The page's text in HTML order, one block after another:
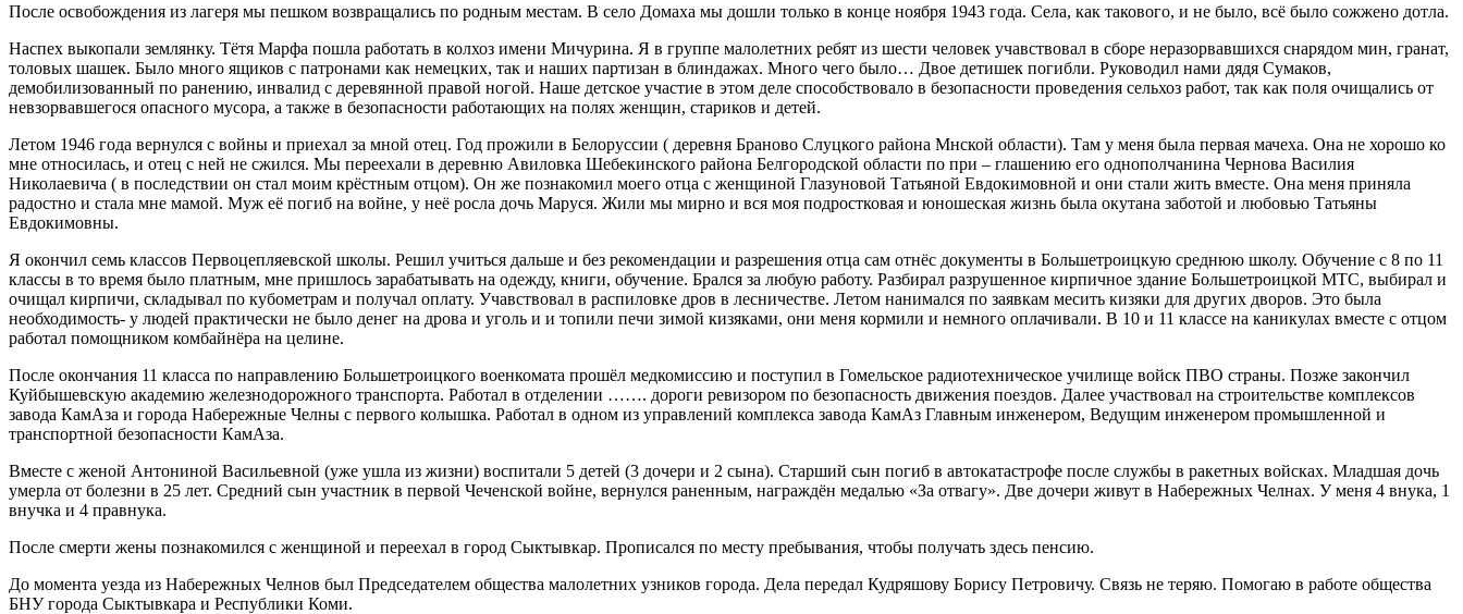
После освобождения из лагеря мы пешком возвращались по родным местам. В село Домаха мы дошли только в конце ноября 1943 года. Села, как такового, и не было, всё было сожжено дотла.
Наспех выкопали землянку. Тётя Марфа пошла работать в колхоз имени Мичурина. Я в группе малолетних ребят из шести человек учавствовал в сборе неразорвавшихся снарядом мин, гранат,
толовых шашек. Было много ящиков с патронами как немецких, так и наших партизан в блиндажах. Много чего было… Двое детишек погибли. Руководил нами дядя Сумаков,
демобилизованный по ранению, инвалид с деревянной правой ногой. Наше детское участие в этом деле способствовало в безопасности проведения сельхоз работ, так как поля очищались от
невзорвавшегося опасного мусора, а также в безопасности работающих на полях женщин, стариков и детей.
Летом 1946 года вернулся с войны и приехал за мной отец. Год прожили в Белоруссии ( деревня Браново Слуцкого района Мнской области). Там у меня была первая мачеха. Она не хорошо ко
мне относилась, и отец с ней не сжился. Мы переехали в деревню Авиловка Шебекинского района Белгородской области по при – глашению его однополчанина Чернова Василия
Николаевича ( в последствии он стал моим крёстным отцом). Он же познакомил моего отца с женщиной Глазуновой Татьяной Евдокимовной и они стали жить вместе. Она меня приняла
радостно и стала мне мамой. Муж её погиб на войне, у неё росла дочь Маруся. Жили мы мирно и вся моя подростковая и юношеская жизнь была окутана заботой и любовью Татьяны
Евдокимовны.
Я окончил семь классов Первоцепляевской школы. Решил учиться дальше и без рекомендации и разрешения отца сам отнёс документы в Большетроицкую среднюю школу. Обучение с 8 по 11
классы в то время было платным, мне пришлось зарабатывать на одежду, книги, обучение. Брался за любую работу. Разбирал разрушенное кирпичное здание Большетроицкой МТС, выбирал и
очищал кирпичи, складывал по кубометрам и получал оплату. Учавствовал в распиловке дров в лесничестве. Летом нанимался по заявкам месить кизяки для других дворов. Это была
необходимость- у людей практически не было денег на дрова и уголь и и топили печи зимой кизяками, они меня кормили и немного оплачивали. В 10 и 11 классе на каникулах вместе с отцом
работал помощником комбайнёра на целине.
После окончания 11 класса по направлению Большетроицкого военкомата прошёл медкомиссию и поступил в Гомельское радиотехническое училище войск ПВО страны. Позже закончил
Куйбышевскую академию железнодорожного транспорта. Работал в отделении ……. дороги ревизором по безопасность движения поездов. Далее участвовал на строительстве комплексов
завода КамАза и города Набережные Челны с первого колышка. Работал в одном из управлений комплекса завода КамАз Главным инженером, Ведущим инженером промышленной и
транспортной безопасности КамАза.
Вместе с женой Антониной Васильевной (уже ушла из жизни) воспитали 5 детей (3 дочери и 2 сына). Старший сын погиб в автокатастрофе после службы в ракетных войсках. Младшая дочь
умерла от болезни в 25 лет. Средний сын участник в первой Чеченской войне, вернулся раненным, награждён медалью «За отвагу». Две дочери живут в Набережных Челнах. У меня 4 внука, 1
внучка и 4 правнука.
После смерти жены познакомился с женщиной и переехал в город Сыктывкар. Прописался по месту пребывания, чтобы получать здесь пенсию.
До момента уезда из Набережных Челнов был Председателем общества малолетних узников города. Дела передал Кудряшову Борису Петровичу. Связь не теряю. Помогаю в работе общества
БНУ города Сыктывкара и Республики Коми.